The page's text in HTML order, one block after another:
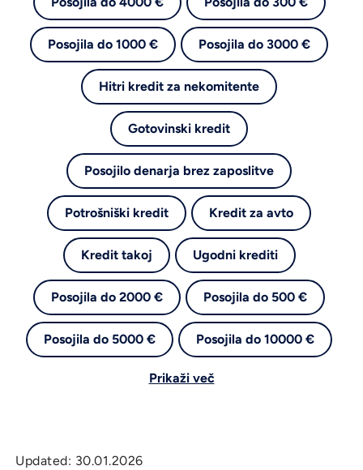
Posojila do 1000 € Posojila do 3000 €
Hitri kredit za nekomitente
Gotovinski kredit
Posojilo denarja brez zaposlitve
Potrošniški kredit Kredit za avto
Kredit takoj Ugodni krediti
Posojila do 2000 € Posojila do 500 €
Posojila do 5000 € Posojila do 10000 €
Prikaži več
Updated: 30.01.2026